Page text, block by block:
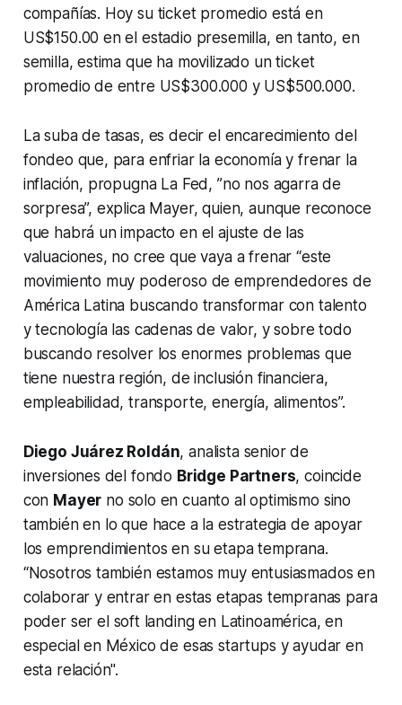
compañías. Hoy su ticket promedio está en
US$150.00 en el estadio presemilla, en tanto, en
semilla, estima que ha movilizado un ticket
promedio de entre US$300.000 y US$500.000.
La suba de tasas, es decir el encarecimiento del
fondeo que, para enfriar la economía y frenar la
inflación, propugna La Fed, ”no nos agarra de
sorpresa”, explica Mayer, quien, aunque reconoce
que habrá un impacto en el ajuste de las
valuaciones, no cree que vaya a frenar “este
movimiento muy poderoso de emprendedores de
América Latina buscando transformar con talento
y tecnología las cadenas de valor, y sobre todo
buscando resolver los enormes problemas que
tiene nuestra región, de inclusión financiera,
empleabilidad, transporte, energía, alimentos”.
Diego Juárez Roldán, analista senior de
inversiones del fondo Bridge Partners, coincide
con Mayer no solo en cuanto al optimismo sino
también en lo que hace a la estrategia de apoyar
los emprendimientos en su etapa temprana.
“Nosotros también estamos muy entusiasmados en
colaborar y entrar en estas etapas tempranas para
poder ser el soft landingen Latinoamérica, en
especial en México de esasstartups y ayudar en
esta relación".